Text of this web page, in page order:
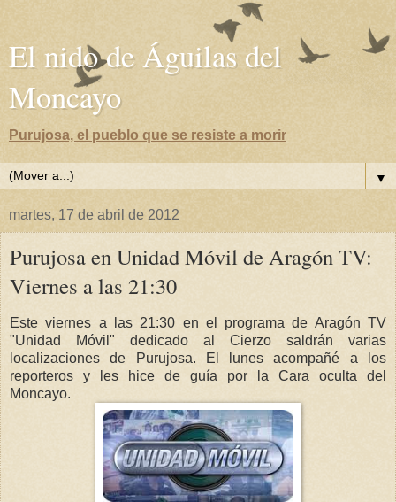
El nido de Águilas del
Moncayo
Purujosa, el pueblo que se resiste a morir
▼
martes, 17 de abril de 2012
Purujosa en Unidad Móvil de Aragón TV:
Viernes a las 21:30
Este viernes a las 21:30 en el programa de Aragón TV
"Unidad Móvil" dedicado al Cierzo saldrán varias
localizaciones de Purujosa. El lunes acompañé a los
reporteros y les hice de guía por la Cara oculta del
Moncayo.